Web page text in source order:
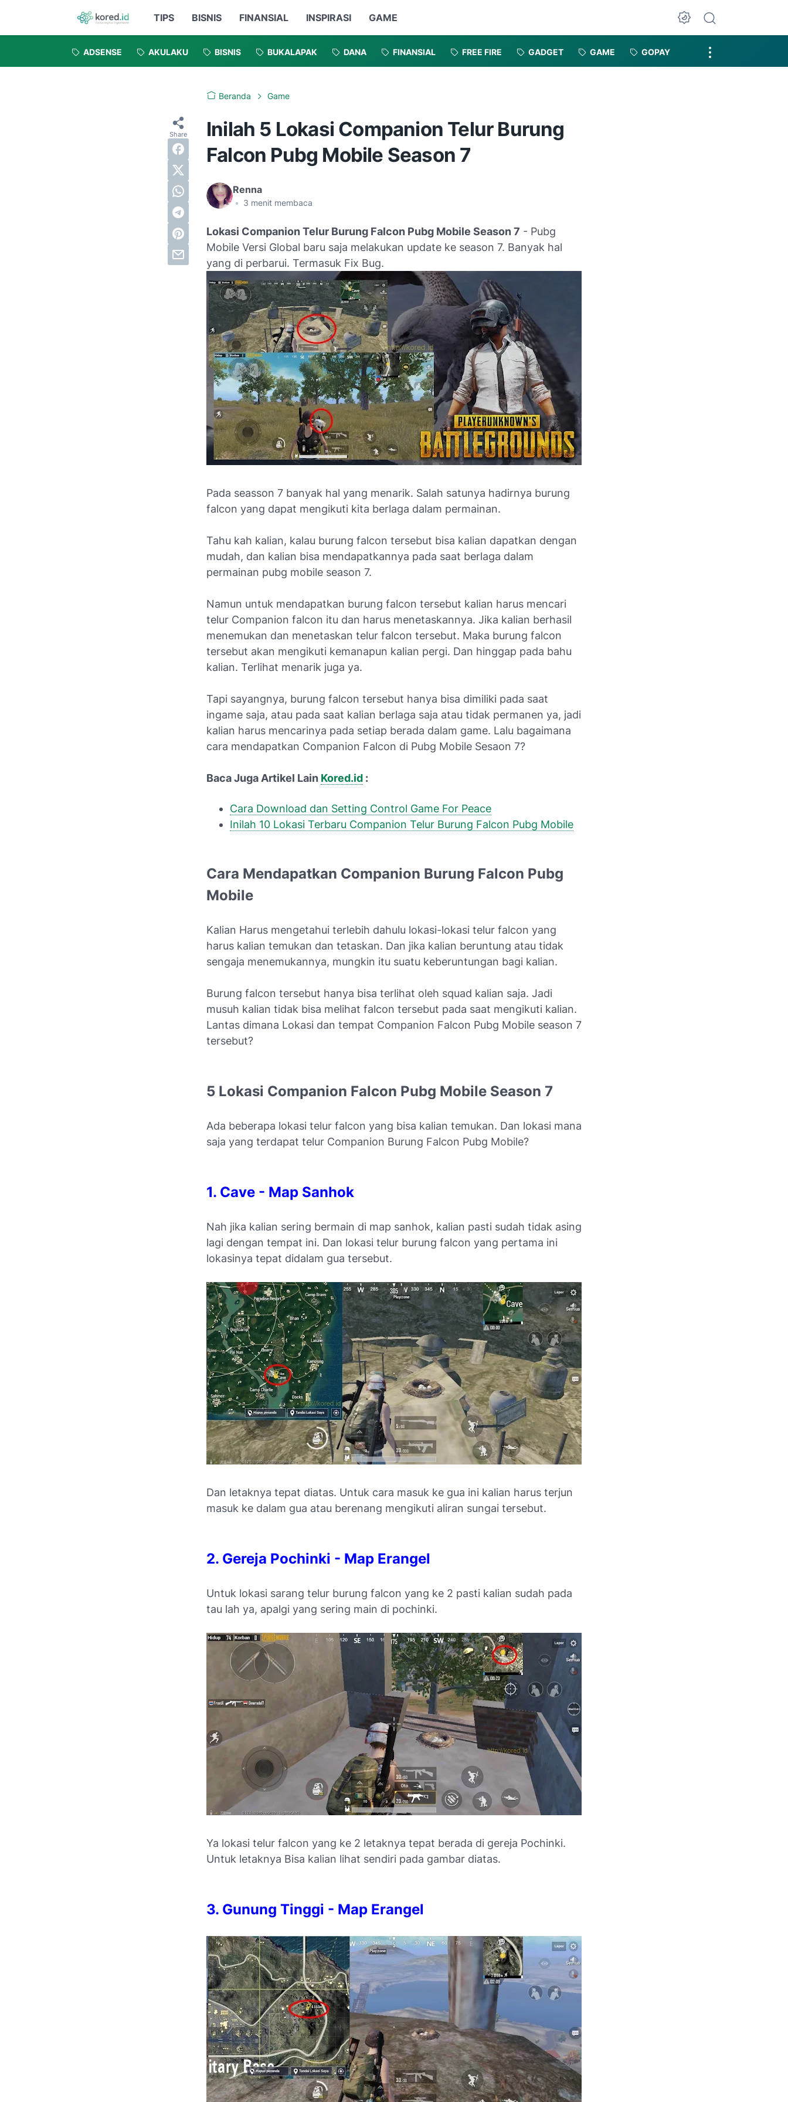
TIPS BISNIS FINANSIAL INSPIRASI GAME
Dark Mode
ADSENSE AKULAKU BISNIS BUKALAPAK DANA FINANSIAL FREE FIRE GADGET GAME GOPAY
Beranda Game
Inilah 5 Lokasi Companion Telur Burung
Falcon Pubg Mobile Season 7
Renna
• 3 menit membaca
Lokasi Companion Telur Burung Falcon Pubg Mobile Season 7 - Pubg
Mobile Versi Global baru saja melakukan update ke season 7. Banyak hal
yang di perbarui. Termasuk Fix Bug.
Pada seasson 7 banyak hal yang menarik. Salah satunya hadirnya burung
falcon yang dapat mengikuti kita berlaga dalam permainan.
Tahu kah kalian, kalau burung falcon tersebut bisa kalian dapatkan dengan
mudah, dan kalian bisa mendapatkannya pada saat berlaga dalam
permainan pubg mobile season 7.
Namun untuk mendapatkan burung falcon tersebut kalian harus mencari
telur Companion falcon itu dan harus menetaskannya. Jika kalian berhasil
menemukan dan menetaskan telur falcon tersebut. Maka burung falcon
tersebut akan mengikuti kemanapun kalian pergi. Dan hinggap pada bahu
kalian. Terlihat menarik juga ya.
Tapi sayangnya, burung falcon tersebut hanya bisa dimiliki pada saat
ingame saja, atau pada saat kalian berlaga saja atau tidak permanen ya, jadi
kalian harus mencarinya pada setiap berada dalam game. Lalu bagaimana
cara mendapatkan Companion Falcon di Pubg Mobile Sesaon 7?
Baca Juga Artikel Lain Kored.id :
Cara Download dan Setting Control Game For Peace
Inilah 10 Lokasi Terbaru Companion Telur Burung Falcon Pubg Mobile
Cara Mendapatkan Companion Burung Falcon Pubg
Mobile
Kalian Harus mengetahui terlebih dahulu lokasi-lokasi telur falcon yang
harus kalian temukan dan tetaskan. Dan jika kalian beruntung atau tidak
sengaja menemukannya, mungkin itu suatu keberuntungan bagi kalian.
Burung falcon tersebut hanya bisa terlihat oleh squad kalian saja. Jadi
musuh kalian tidak bisa melihat falcon tersebut pada saat mengikuti kalian.
Lantas dimana Lokasi dan tempat Companion Falcon Pubg Mobile season 7
tersebut?
5 Lokasi Companion Falcon Pubg Mobile Season 7
Ada beberapa lokasi telur falcon yang bisa kalian temukan. Dan lokasi mana
saja yang terdapat telur Companion Burung Falcon Pubg Mobile?
1. Cave - Map Sanhok
Nah jika kalian sering bermain di map sanhok, kalian pasti sudah tidak asing
lagi dengan tempat ini. Dan lokasi telur burung falcon yang pertama ini
lokasinya tepat didalam gua tersebut.
Dan letaknya tepat diatas. Untuk cara masuk ke gua ini kalian harus terjun
masuk ke dalam gua atau berenang mengikuti aliran sungai tersebut.
2. Gereja Pochinki - Map Erangel
Untuk lokasi sarang telur burung falcon yang ke 2 pasti kalian sudah pada
tau lah ya, apalgi yang sering main di pochinki.
Ya lokasi telur falcon yang ke 2 letaknya tepat berada di gereja Pochinki.
Untuk letaknya Bisa kalian lihat sendiri pada gambar diatas.
3. Gunung Tinggi - Map Erangel